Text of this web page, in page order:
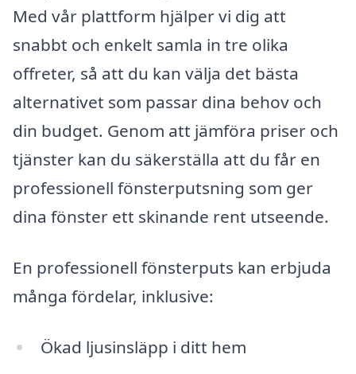
Med vår plattform hjälper vi dig att
snabbt och enkelt samla in tre olika
offreter, så att du kan välja det bästa
alternativet som passar dina behov och
din budget. Genom att jämföra priser och
tjänster kan du säkerställa att du får en
professionell fönsterputsning som ger
dina fönster ett skinande rent utseende.
En professionell fönsterputs kan erbjuda
många fördelar, inklusive:
Ökad ljusinsläpp i ditt hem